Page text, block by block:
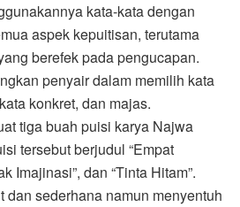
kata-kata dengan
aspek kepuitisan, terutama
berefek pada pengucapan.
penyair dalam memilih kata
konkret, dan majas.
tiga buah puisi karya Najwa
tersebut berjudul “Empat
Imajinasi”, dan “Tinta Hitam”.
dan sederhana namun menyentuh